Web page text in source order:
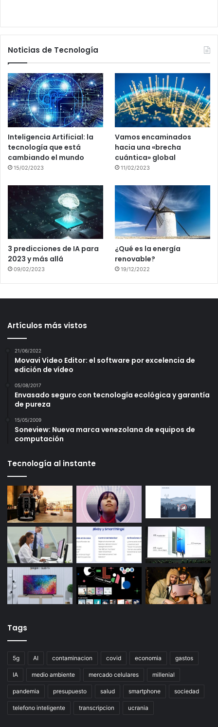
Noticias de Tecnología
Inteligencia Artificial: la
tecnología que está
cambiando el mundo
15/02/2023
Vamos encaminados
hacia una «brecha
cuántica» global
11/02/2023
3 predicciones de IA para
2023 y más allá
09/02/2023
¿Qué es la energía
renovable?
19/12/2022
Artículos más vistos
21/06/2022
Movavi Video Editor: el software por excelencia de
edición de vídeo
05/08/2017
Envasado seguro con tecnología ecológica y garantía
de pureza
15/05/2009
Soneview: Nueva marca venezolana de equipos de
computación
Tecnología al instante
Tags
5g AI contaminacion covid economia gastos
IA medio ambiente mercado celulares millenial
pandemia presupuesto salud smartphone sociedad
telefono inteligente transcripcion ucrania